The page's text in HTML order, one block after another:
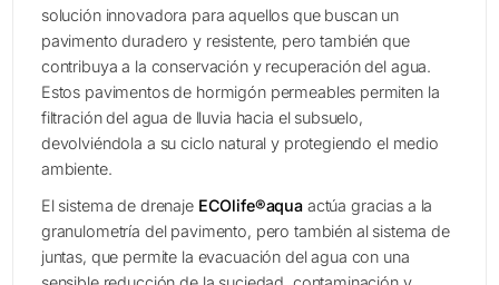
solución innovadora para aquellos que buscan un
pavimento duradero y resistente, pero también que
contribuya a la conservación y recuperación del agua.
Estos pavimentos de hormigón permeables permiten la
filtración del agua de lluvia hacia el subsuelo,
devolviéndola a su ciclo natural y protegiendo el medio
ambiente.
El sistema de drenaje ECOlife®aquaactúa gracias a la
granulometría del pavimento, pero también al sistema de
juntas, que permite la evacuación del agua con una